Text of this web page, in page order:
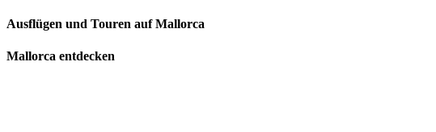
Ausflügen und Touren auf Mallorca
Mallorca entdecken